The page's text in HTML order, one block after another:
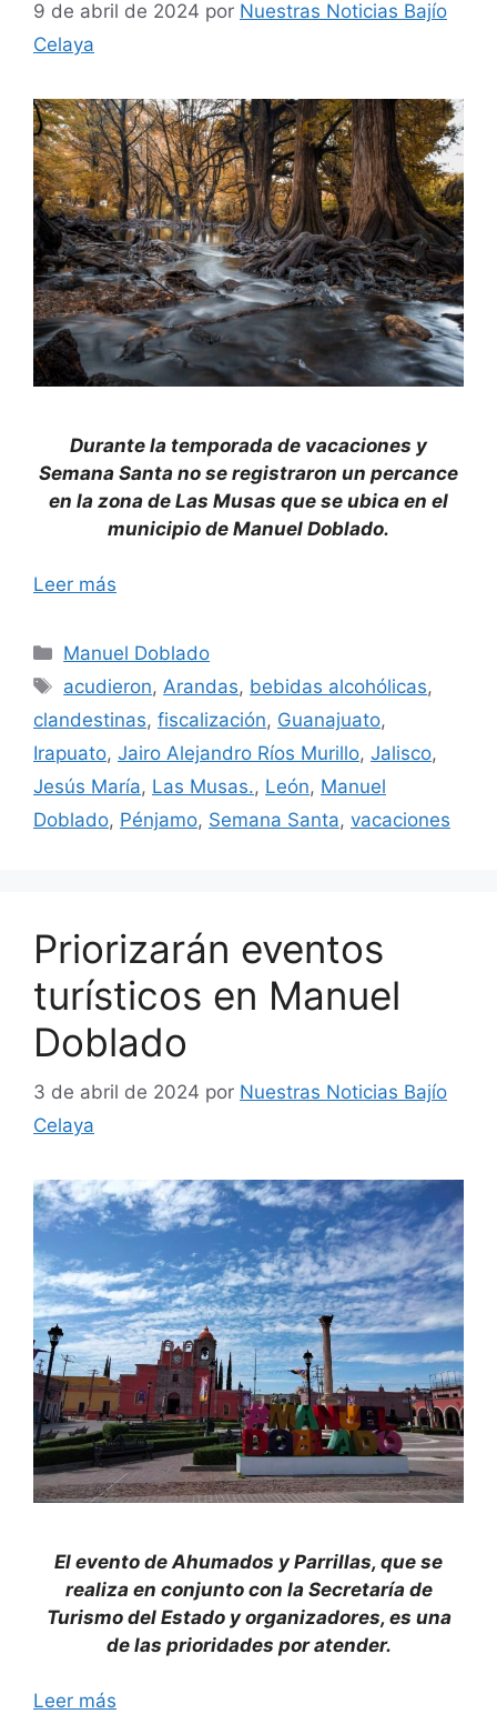
9 de abril de 2024 por Nuestras Noticias Bajío
Celaya
Durante la temporada de vacaciones y
Semana Santa no se registraron un percance
en la zona de Las Musas que se ubica en el
municipio de Manuel Doblado.
Leer más
Categorías
Manuel Doblado
Etiquetas
acudieron,Arandas, bebidas alcohólicas,
clandestinas, fiscalización, Guanajuato,
Irapuato, Jairo Alejandro Ríos Murillo, Jalisco,
Jesús María, Las Musas., León, Manuel
Doblado, Pénjamo, Semana Santa, vacaciones
Priorizarán eventos
turísticos en Manuel
Doblado
3 de abril de 2024 por Nuestras Noticias Bajío
Celaya
El evento de Ahumados y Parrillas, que se
realiza en conjunto con la Secretaría de
Turismo del Estado y organizadores, es una
de las prioridades por atender.
Leer más